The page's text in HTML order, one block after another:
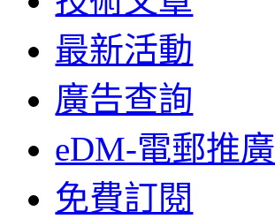
最新活動
廣告查詢
eDM-電郵推廣
免費訂閱